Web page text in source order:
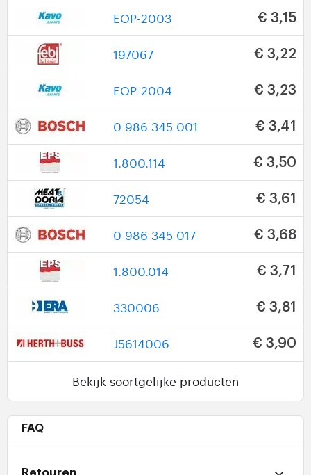
EOP-2003 € 3,15
197067 € 3,22
EOP-2004 € 3,23
0 986 345 001 € 3,41
1.800.114 € 3,50
72054 € 3,61
0 986 345 017 € 3,68
1.800.014 € 3,71
330006 € 3,81
J5614006 € 3,90
Bekijk soortgelijke producten
FAQ
Retouren